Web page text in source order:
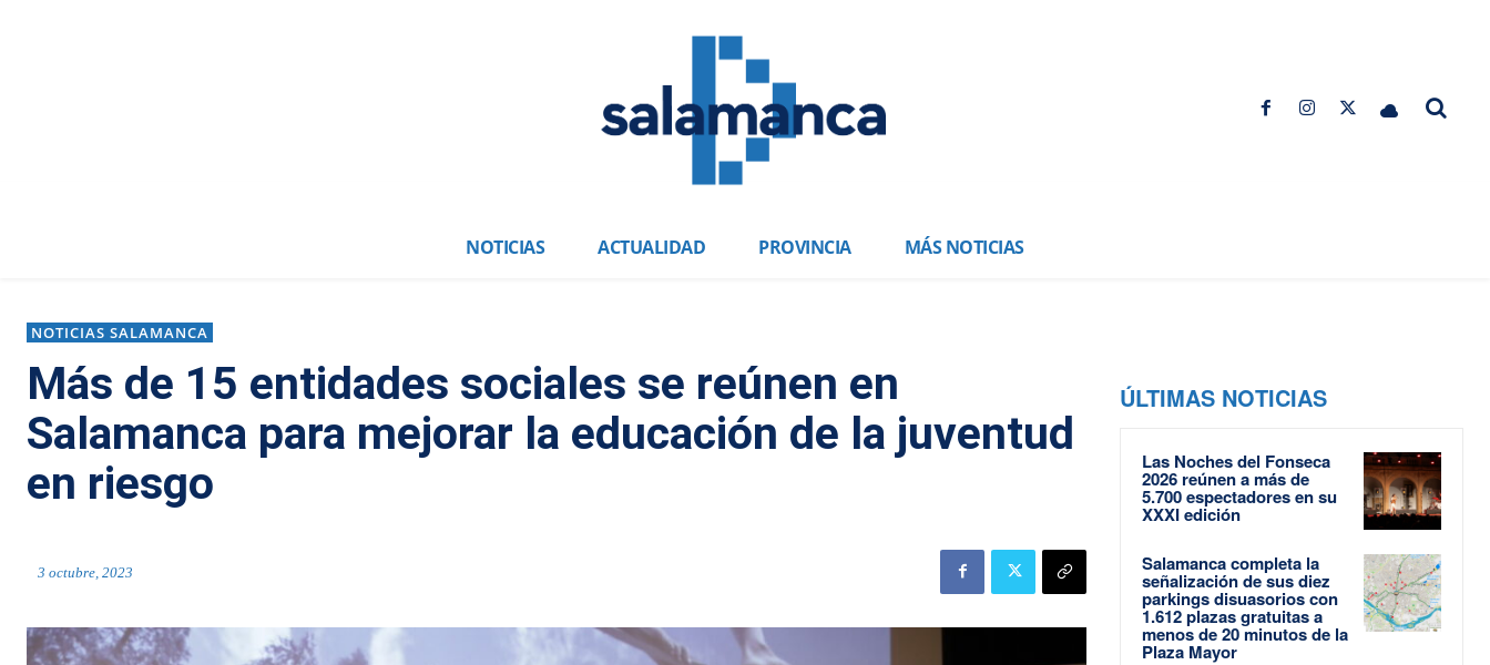
NOTICIAS ACTUALIDAD PROVINCIA MÁS NOTICIAS
NOTICIAS SALAMANCA
Más de 15 entidades sociales se reúnen en
Salamanca para mejorar la educación de la juventud
en riesgo
3 octubre, 2023
ÚLTIMAS NOTICIAS
Las Noches del Fonseca
2026 reúnen a más de
5.700 espectadores en su
XXXI edición
Salamanca completa la
señalización de sus diez
parkings disuasorios con
1.612 plazas gratuitas a
menos de 20 minutos de la
Plaza Mayor